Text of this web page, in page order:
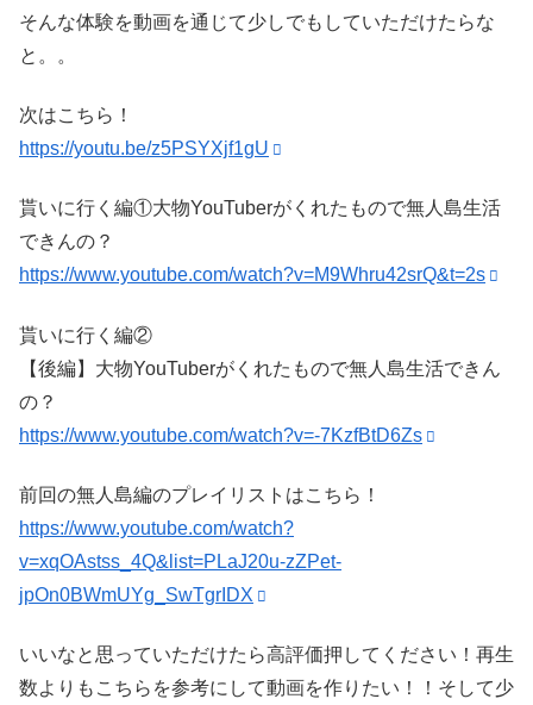
そんな体験を動画を通じて少しでもしていただけたらな
と。。
次はこちら！
https://youtu.be/z5PSYXjf1gU
貰いに行く編①大物YouTuberがくれたもので無人島生活
できんの？
https://www.youtube.com/watch?v=M9Whru42srQ&t=2s
貰いに行く編②
【後編】大物YouTuberがくれたもので無人島生活できん
の？
https://www.youtube.com/watch?v=-7KzfBtD6Zs
前回の無人島編のプレイリストはこちら！
https://www.youtube.com/watch?
v=xqOAstss_4Q&list=PLaJ20u-zZPet-
jpOn0BWmUYg_SwTgrIDX
いいなと思っていただけたら高評価押してください！再生
数よりもこちらを参考にして動画を作りたい！！そして少